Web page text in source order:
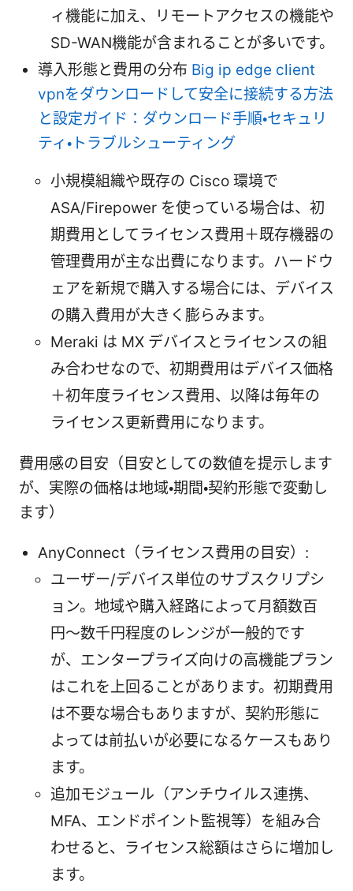
ィ機能に加え、リモートアクセスの機能や
SD-WAN機能が含まれることが多いです。
導入形態と費用の分布 Big ip edge client
vpnをダウンロードして安全に接続する方法
と設定ガイド：ダウンロード手順・セキュリ
ティ・トラブルシューティング
小規模組織や既存の Cisco 環境で
ASA/Firepower を使っている場合は、初
期費用としてライセンス費用＋既存機器の
管理費用が主な出費になります。ハードウ
ェアを新規で購入する場合には、デバイス
の購入費用が大きく膨らみます。
Meraki は MX デバイスとライセンスの組
み合わせなので、初期費用はデバイス価格
＋初年度ライセンス費用、以降は毎年の
ライセンス更新費用になります。
費用感の目安（目安としての数値を提示します
が、実際の価格は地域・期間・契約形態で変動し
ます）
AnyConnect（ライセンス費用の目安）:
ユーザー/デバイス単位のサブスクリプシ
ョン。地域や購入経路によって月額数百
円〜数千円程度のレンジが一般的です
が、エンタープライズ向けの高機能プラン
はこれを上回ることがあります。初期費用
は不要な場合もありますが、契約形態に
よっては前払いが必要になるケースもあり
ます。
追加モジュール（アンチウイルス連携、
MFA、エンドポイント監視等）を組み合
わせると、ライセンス総額はさらに増加し
ます。